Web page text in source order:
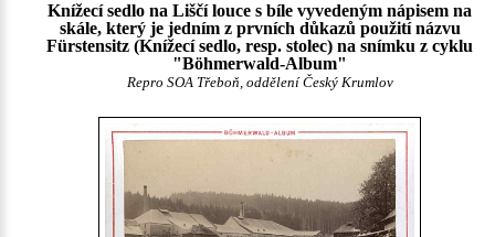
Knížecí sedlo na Liščí louce s bíle vyvedeným nápisem na
skále, který je jedním z prvních důkazů použití názvu
Fürstensitz (Knížecí sedlo, resp. stolec) na snímku z cyklu
"Böhmerwald-Album"
Repro SOA Třeboň, oddělení Český Krumlov